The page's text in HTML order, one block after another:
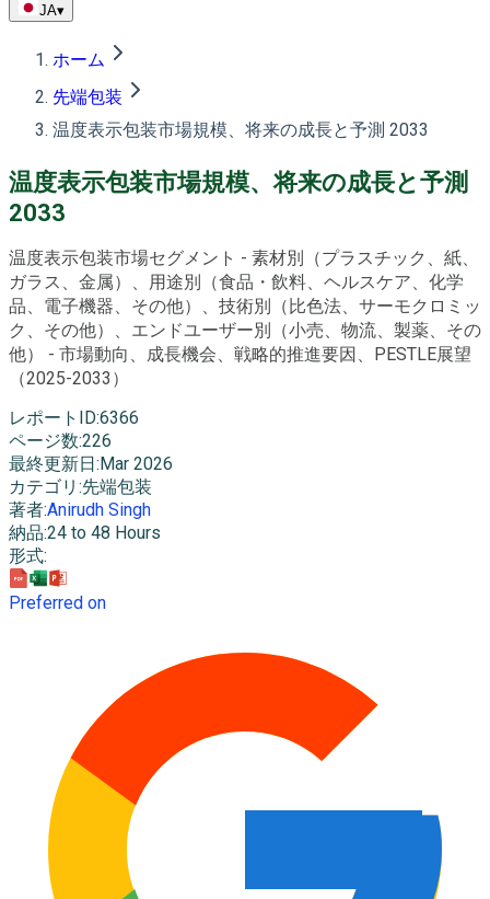
JA▾
ホーム
先端包装
温度表示包装市場規模、将来の成長と予測 2033
温度表示包装市場規模、将来の成長と予測
2033
温度表示包装市場セグメント - 素材別（プラスチック、紙、
ガラス、金属）、用途別（食品・飲料、ヘルスケア、化学
品、電子機器、その他）、技術別（比色法、サーモクロミッ
ク、その他）、エンドユーザー別（小売、物流、製薬、その
他） - 市場動向、成長機会、戦略的推進要因、PESTLE展望
（2025-2033）
レポートID:6366
ページ数:226
最終更新日 : Mar 2026
カテゴリ :先端包装
著者:Anirudh Singh
納品:24 to 48 Hours
形式:
Preferred on